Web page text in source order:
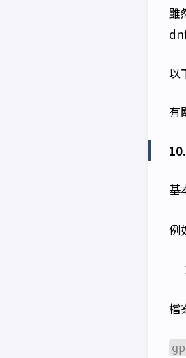
雖
以
有
基
例
檔